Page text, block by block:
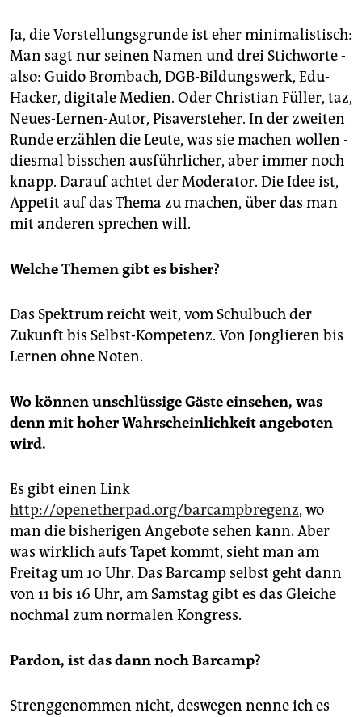
Ja, die Vorstellungsgrunde ist eher minimalistisch:
Man sagt nur seinen Namen und drei Stichworte -
also: Guido Brombach, DGB-Bildungswerk, Edu-
Hacker, digitale Medien. Oder Christian Füller, taz,
Neues-Lernen-Autor, Pisaversteher. In der zweiten
Runde erzählen die Leute, was sie machen wollen -
diesmal bisschen ausführlicher, aber immer noch
knapp. Darauf achtet der Moderator. Die Idee ist,
Appetit auf das Thema zu machen, über das man
mit anderen sprechen will.
Welche Themen gibt es bisher?
Das Spektrum reicht weit, vom Schulbuch der
Zukunft bis Selbst-Kompetenz. Von Jonglieren bis
Lernen ohne Noten.
Wo können unschlüssige Gäste einsehen, was
denn mit hoher Wahrscheinlichkeit angeboten
wird.
Es gibt einen Link
http://openetherpad.org/barcampbregenz, wo
man die bisherigen Angebote sehen kann. Aber
was wirklich aufs Tapet kommt, sieht man am
Freitag um 10 Uhr. Das Barcamp selbst geht dann
von 11 bis 16 Uhr, am Samstag gibt es das Gleiche
nochmal zum normalen Kongress.
Pardon, ist das dann noch Barcamp?
Strenggenommen nicht, deswegen nenne ich es